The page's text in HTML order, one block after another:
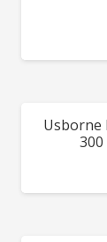
REDUCERI!
Usborne